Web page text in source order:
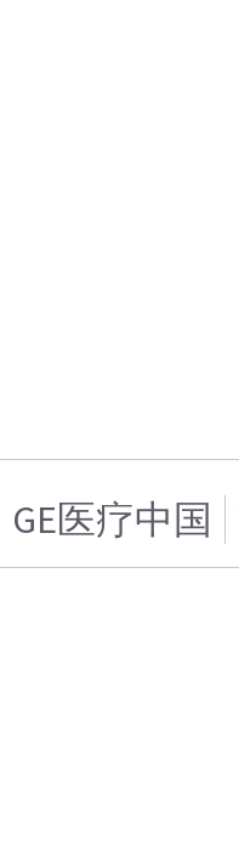
GE医疗中国